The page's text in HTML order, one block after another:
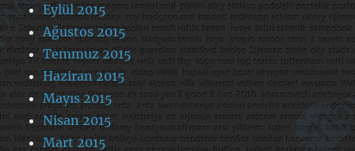
Eylül 2015
Ağustos 2015
Temmuz 2015
Haziran 2015
Mayıs 2015
Nisan 2015
Mart 2015